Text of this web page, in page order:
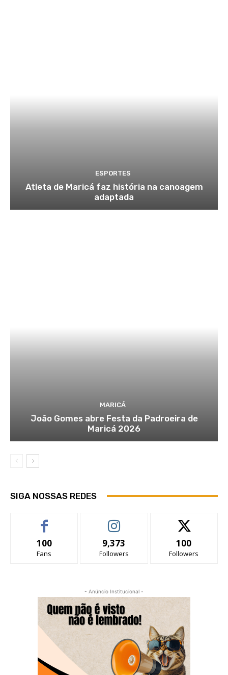
ESPORTES
Atleta de Maricá faz história na canoagem
adaptada
MARICÁ
João Gomes abre Festa da Padroeira de
Maricá 2026
SIGA NOSSAS REDES
100
Fans
9,373
Followers
100
Followers
- Anúncio Institucional -